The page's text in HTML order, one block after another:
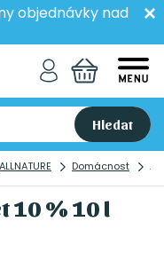
objednávky nad
Hledat
ALLNATURE Domácnost
10 % 10 l